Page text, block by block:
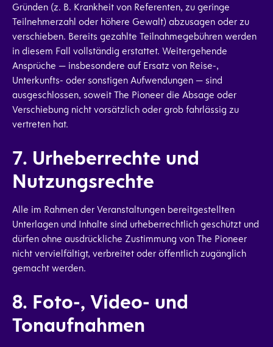
Gründen (z. B. Krankheit von Referenten, zu geringe
Teilnehmerzahl oder höhere Gewalt) abzusagen oder zu
verschieben. Bereits gezahlte Teilnahmegebühren werden
in diesem Fall vollständig erstattet. Weitergehende
Ansprüche — insbesondere auf Ersatz von Reise-,
Unterkunfts- oder sonstigen Aufwendungen — sind
ausgeschlossen, soweit The Pioneer die Absage oder
Verschiebung nicht vorsätzlich oder grob fahrlässig zu
vertreten hat.
7. Urheberrechte und
Nutzungsrechte
Alle im Rahmen der Veranstaltungen bereitgestellten
Unterlagen und Inhalte sind urheberrechtlich geschützt und
dürfen ohne ausdrückliche Zustimmung von The Pioneer
nicht vervielfältigt, verbreitet oder öffentlich zugänglich
gemacht werden.
8. Foto-, Video- und
Tonaufnahmen